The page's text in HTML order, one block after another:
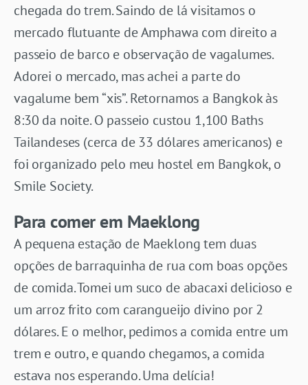
chegada do trem. Saindo de lá visitamos o
mercado flutuante de Amphawa com direito a
passeio de barco e observação de vagalumes.
Adorei o mercado, mas achei a parte do
vagalume bem “xis”. Retornamos a Bangkok às
8:30 da noite. O passeio custou 1,100 Baths
Tailandeses (cerca de 33 dólares americanos) e
foi organizado pelo meu hostel em Bangkok, o
Smile Society.
Para comer em Maeklong
A pequena estação de Maeklong tem duas
opções de barraquinha de rua com boas opções
de comida. Tomei um suco de abacaxi delicioso e
um arroz frito com carangueijo divino por 2
dólares. E o melhor, pedimos a comida entre um
trem e outro, e quando chegamos, a comida
estava nos esperando. Uma delícia!